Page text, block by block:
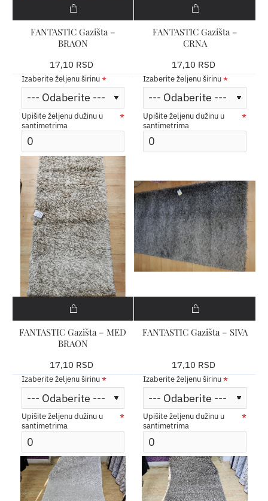
FANTASTIC Gazišta –
BRAON
17,10 RSD
Izaberite željenu širinu
Upišite željenu dužinu u
santimetrima
FANTASTIC Gazišta –
CRNA
17,10 RSD
Izaberite željenu širinu
Upišite željenu dužinu u
santimetrima
FANTASTIC Gazišta – MED
BRAON
17,10 RSD
Izaberite željenu širinu
Upišite željenu dužinu u
santimetrima
FANTASTIC Gazišta – SIVA
17,10 RSD
Izaberite željenu širinu
Upišite željenu dužinu u
santimetrima